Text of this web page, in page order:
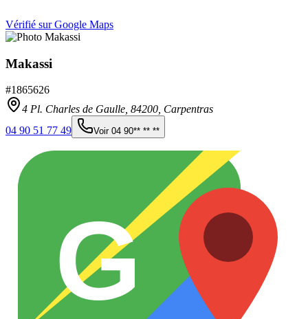
Vérifié sur Google Maps
Makassi
#1865626
4 Pl. Charles de Gaulle, 84200 Carpentras
04 90 51 77 49
Voir 04 90** ** **
G